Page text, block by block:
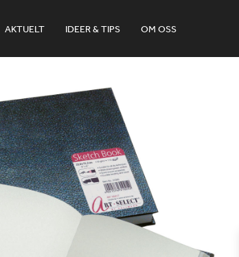
AKTUELT IDEER & TIPS OM OSS